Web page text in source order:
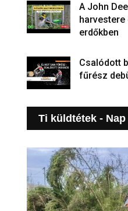
A John
erdőkben
Csalódott
fűrész
Ti küldtétek - Nap